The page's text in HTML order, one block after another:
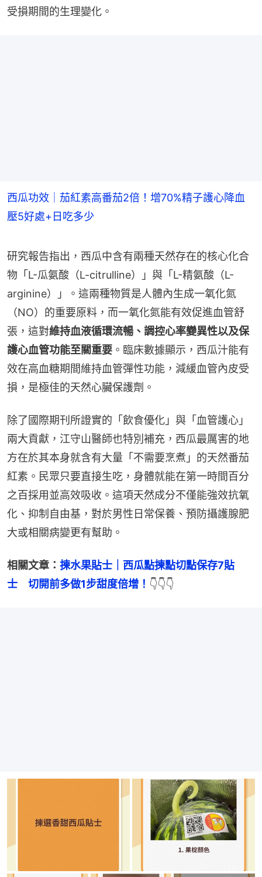
受損期間的生理變化。
西瓜功效｜茄紅素高番茄2倍！增70%精子護心降血
壓5好處+日吃多少
研究報告指出，西瓜中含有兩種天然存在的核心化合
物「L-瓜氨酸（L-citrulline）」與「L-精氨酸（L-
arginine）」。這兩種物質是人體內生成一氧化氮
（NO）的重要原料，而一氧化氮能有效促進血管舒
張，這對維持血液循環流暢、調控心率變異性以及保
護心血管功能至關重要 。臨床數據顯示，西瓜汁能有
效在高血糖期間維持血管彈性功能，減緩血管內皮受
損，是極佳的天然心臟保護劑。
除了國際期刊所證實的「飲食優化」與「血管護心」
兩大貢獻，江守山醫師也特別補充，西瓜最厲害的地
方在於其本身就含有大量「不需要烹煮」的天然番茄
紅素。民眾只要直接生吃，身體就能在第一時間百分
之百採用並高效吸收。這項天然成分不僅能強效抗氧
化、抑制自由基，對於男性日常保養、預防攝護腺肥
大或相關病變更有幫助。
相關文章： 揀水果貼士｜西瓜點揀點切點保存7貼
士　切開前多做1步甜度倍增！ 👇👇👇